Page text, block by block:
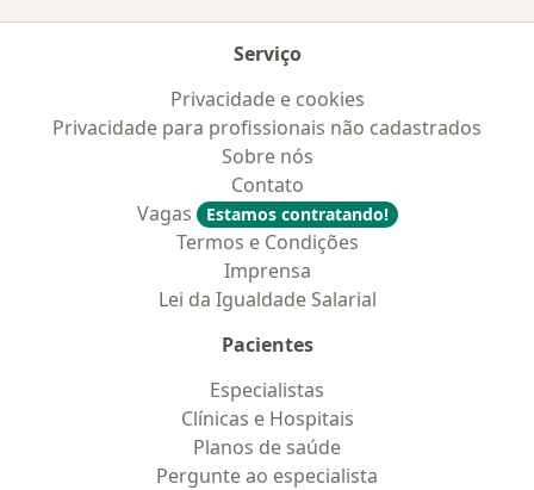
Serviço
Privacidade e cookies
Privacidade para profissionais não cadastrados
Sobre nós
Contato
Vagas
Estamos contratando!
Termos e Condições
Imprensa
Lei da Igualdade Salarial
Pacientes
Especialistas
Clínicas e Hospitais
Planos de saúde
Pergunte ao especialista